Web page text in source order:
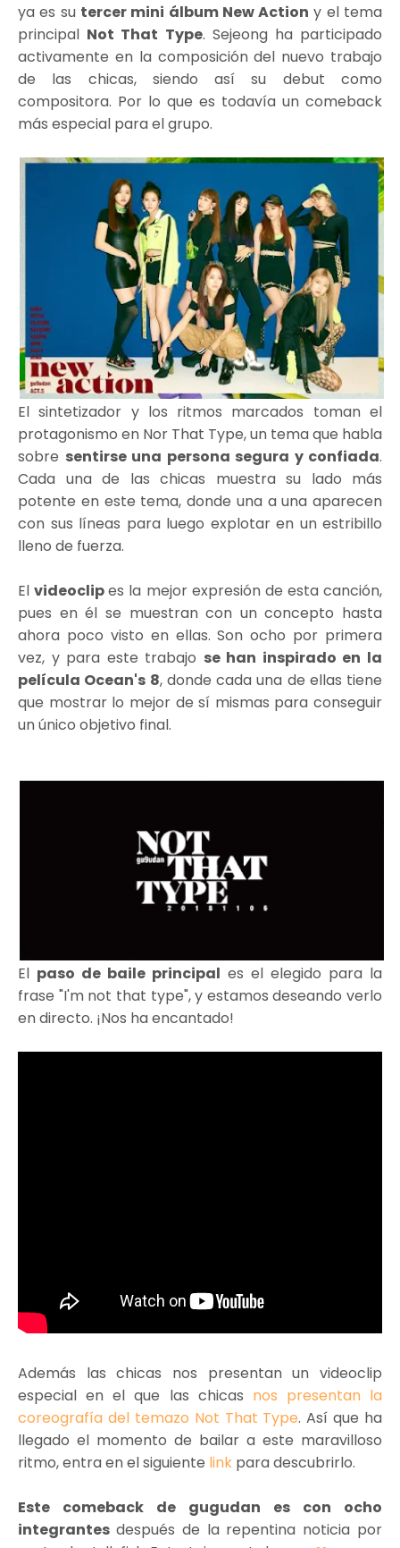
ya es su tercer mini álbum New Action y el tema
principal Not That Type. Sejeong ha participado
activamente en la composición del nuevo trabajo
de las chicas, siendo así su debut como
compositora. Por lo que es todavía un comeback
más especial para el grupo.
El sintetizador y los ritmos marcados toman el
protagonismo en Nor That Type, un tema que habla
sobre sentirse una persona segura y confiada.
Cada una de las chicas muestra su lado más
potente en este tema, donde una a una aparecen
con sus líneas para luego explotar en un estribillo
lleno de fuerza.
Elvideoclipes la mejor expresión de esta canción,
pues en él se muestran con un concepto hasta
ahora poco visto en ellas. Son ocho por primera
vez, y para este trabajo se han inspirado en la
película Ocean's 8, donde cada una de ellas tiene
que mostrar lo mejor de sí mismas para conseguir
un único objetivo final.
El paso de baile principal es el elegido para la
frase "I'm not that type", y estamos deseando verlo
en directo. ¡Nos ha encantado!
Además las chicas nos presentan un videoclip
especial en el que las chicas nos presentan la
coreografía del temazo Not That Type. Así que ha
llegado el momento de bailar a este maravilloso
ritmo, entra en el siguiente link para descubrirlo.
Este comeback de gugudan es con ocho
integrantes después de la repentina noticia por